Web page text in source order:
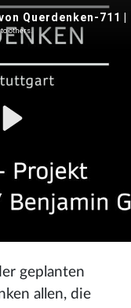
geplanten
allen, die